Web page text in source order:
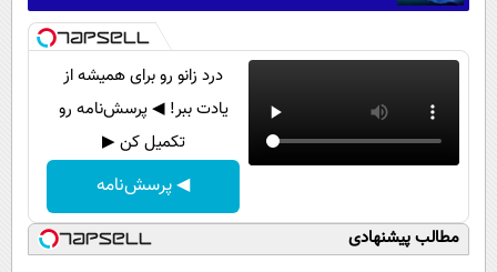
درد زانو رو برای همیشه از
یادت ببر! ◀ پرسش‌نامه رو
تکمیل کن ▶
◀ پرسش‌نامه
مطالب پیشنهادی